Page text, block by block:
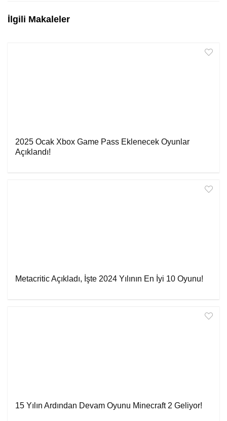
İlgili Makaleler
2025 Ocak Xbox Game Pass Eklenecek Oyunlar
Açıklandı!
Metacritic Açıkladı, İşte 2024 Yılının En İyi 10 Oyunu!
15 Yılın Ardından Devam Oyunu Minecraft 2 Geliyor!